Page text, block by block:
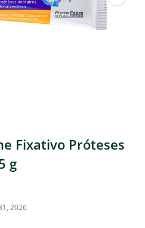
Fixativo Próteses
g
2026